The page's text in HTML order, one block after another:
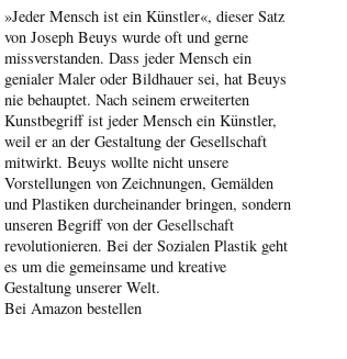
»Jeder Mensch ist ein Künstler«, dieser Satz
von Joseph Beuys wurde oft und gerne
missverstanden. Dass jeder Mensch ein
genialer Maler oder Bildhauer sei, hat Beuys
nie behauptet. Nach seinem erweiterten
Kunstbegriff ist jeder Mensch ein Künstler,
weil er an der Gestaltung der Gesellschaft
mitwirkt. Beuys wollte nicht unsere
Vorstellungen von Zeichnungen, Gemälden
und Plastiken durcheinander bringen, sondern
unseren Begriff von der Gesellschaft
revolutionieren. Bei der Sozialen Plastik geht
es um die gemeinsame und kreative
Gestaltung unserer Welt.
Bei Amazon bestellen